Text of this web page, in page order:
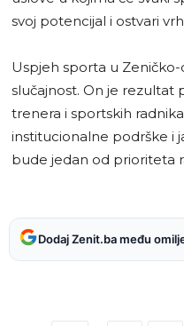
svoj potencijal i ostvari
Uspjeh sporta u
slučajnost. On je rezultat
trenera i sportskih
institucionalne podrške i
bude jedan od prioriteta
Dodaj Zenit.ba među